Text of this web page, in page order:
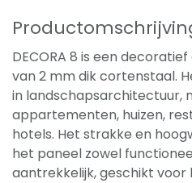
DECORA 8 is een
van 2 mm dik cortenstaal.
in landschapsarchitectuur,
appartementen, huizen,
hotels. Het strakke en
het paneel zowel
aantrekkelijk, geschikt voor